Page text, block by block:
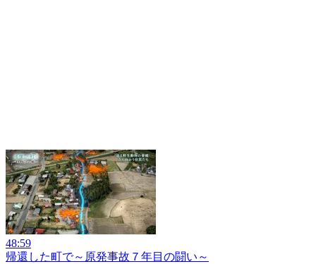
48:59
帰還した町で～原発事故７年目の闘い～